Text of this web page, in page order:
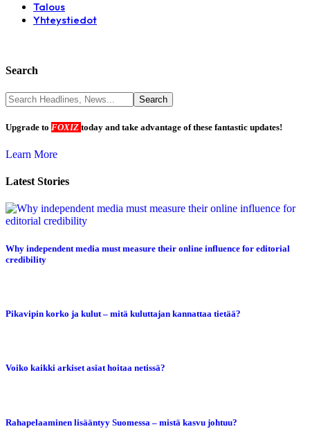
Talous
Yhteystiedot
Search
Upgrade to FOXIZ today and take advantage of these fantastic updates!
Learn More
Latest Stories
Why independent media must measure their online influence for editorial
credibility
Pikavipin korko ja kulut – mitä kuluttajan kannattaa tietää?
Voiko kaikki arkiset asiat hoitaa netissä?
Rahapelaaminen lisääntyy Suomessa – mistä kasvu johtuu?